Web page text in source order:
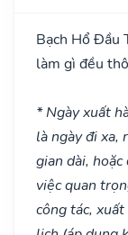
Bạch Hổ Đầu
làm gì đều
* Ngày xuất
là ngày đi xa,
gian dài,
việc quan
công tác,